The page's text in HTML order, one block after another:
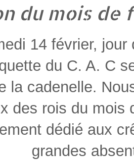
du mois
14 février,
du C. A. C
la cadenelle.
des rois du mois
dédié aux
grandes